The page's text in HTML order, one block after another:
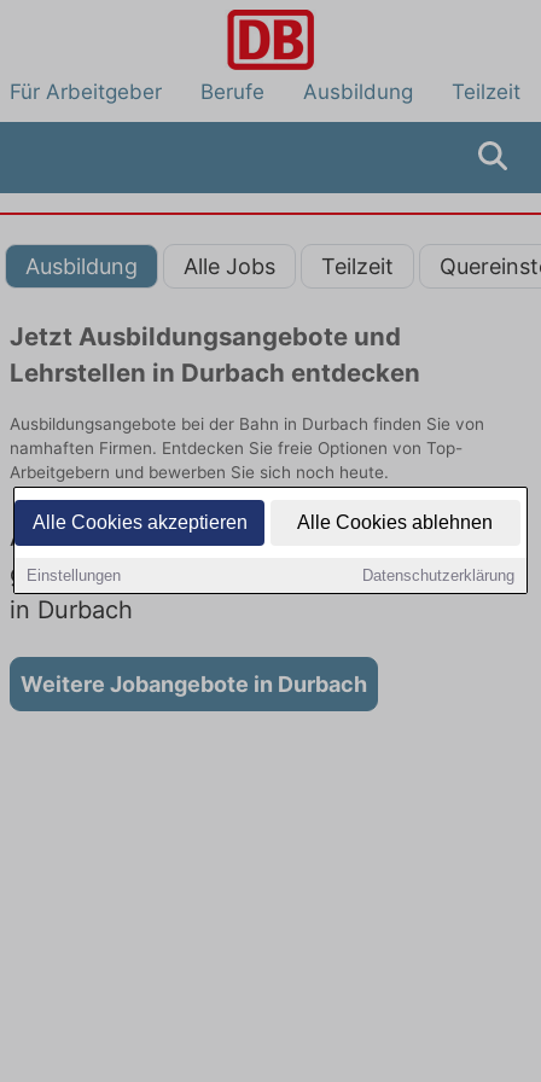
Alle Cookies akzeptieren Alle Cookies ablehnen
Einstellungen Datenschutzerklärung
Für Arbeitgeber Berufe Ausbildung Teilzeit
Ausbildung Alle Jobs Teilzeit
Jetzt Ausbildungsangebote und
Lehrstellen in Durbach entdecken
Ausbildungsangebote bei der Bahn in Durbach finden Sie von
namhaften Firmen. Entdecken Sie freie Optionen von Top-
Arbeitgebern und bewerben Sie sich noch heute.
Ausbildung in Durbach bei der Bahn: Aktuell
gibt es keine Stellenangebote für Ausbildung
in Durbach
Weitere Jobangebote in Durbach